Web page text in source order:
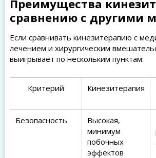
Преимущества
сравнению с другими
Если сравнивать кинезитерапию с
лечением и хирургическим
выигрывает по нескольким пунктам:
Критерий Кинезитерапия
Безопасность
Высокая,
минимум
побочных
эффектов